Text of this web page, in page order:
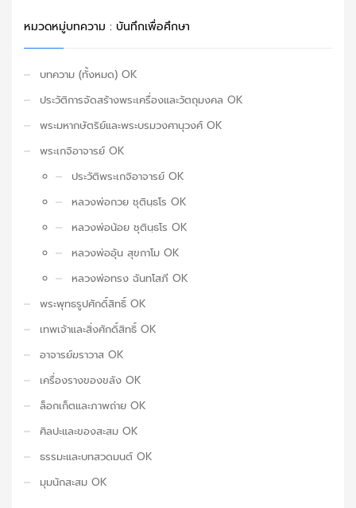
หมวดหมู่บทความ : บันทึกเพื่อศึกษา
บทความ (ทั้งหมด) OK
ประวัติการจัดสร้างพระเครื่องและวัตถุมงคล OK
พระมหากษัตริย์และพระบรมวงศานุวงศ์ OK
พระเกจิอาจารย์ OK
ประวัติพระเกจิอาจารย์ OK
หลวงพ่อกวย ชุตินฺธโร OK
หลวงพ่อน้อย ชุตินฺธโร OK
หลวงพ่ออุ้น สุขกาโม OK
หลวงพ่อทรง ฉันทโสภี OK
พระพุทธรูปศักดิ์สิทธิ์ OK
เทพเจ้าและสิ่งศักดิ์สิทธิ์ OK
อาจารย์ฆราวาส OK
เครื่องรางของขลัง OK
ล็อกเก็ตและภาพถ่าย OK
ศิลปะและของสะสม OK
ธรรมะและบทสวดมนต์ OK
มุมนักสะสม OK